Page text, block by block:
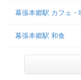
幕張本郷駅 カフェ・
幕張本郷駅 和食